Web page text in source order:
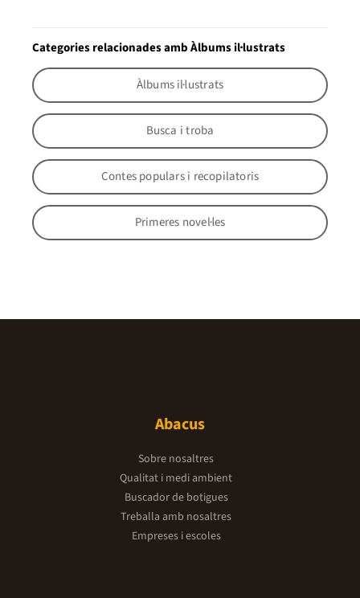
Categories relacionades amb Àlbums il·lustrats
Àlbums il·lustrats
Busca i troba
Contes populars i recopilatoris
Primeres novel·les
Abacus
Sobre nosaltres
Qualitat i medi ambient
Buscador de botigues
Treballa amb nosaltres
Empreses i escoles